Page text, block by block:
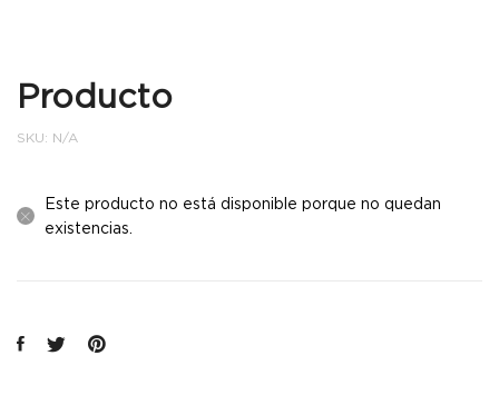
Producto
SKU: N/A
Este producto no está disponible porque no quedan
existencias.